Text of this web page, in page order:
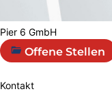
Pier 6 GmbH
Offene Stellen
Kontakt